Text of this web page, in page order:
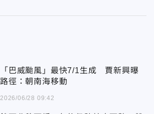
「巴威颱風」最快7/1生成 賈新興曝
路徑：朝南海移動
2026/06/28 09:42